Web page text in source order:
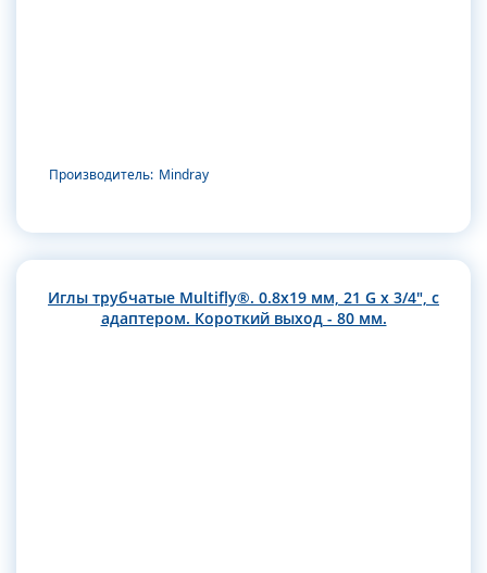
Производитель: Mindray
Иглы трубчатые Multifly®. 0.8х19 мм, 21 G x 3/4", с
адаптером. Короткий выход - 80 мм.